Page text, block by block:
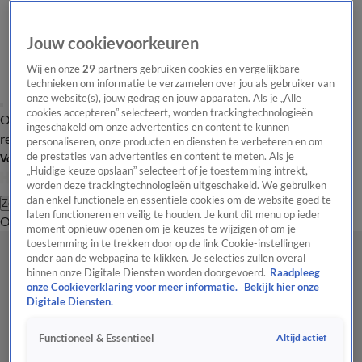
Overzicht Laatste nieuws Regionieuws Het beste van Hart
Tip de
redactie
Volg Hart van Nederland
Zoeken
OverzichtRegioUitzendingenWeerTip de redactiePanelVideo's
Jouw cookievoorkeuren
Wij en onze29 partners gebruiken cookies en vergelijkbare
technieken om informatie te verzamelen over jou als gebruiker van
onze website(s), jouw gedrag en jouw apparaten. Als je „Alle
cookies accepteren” selecteert, worden trackingtechnologieën
ingeschakeld om onze advertenties en content te kunnen
personaliseren, onze producten en diensten te verbeteren en om
de prestaties van advertenties en content te meten. Als je
„Huidige keuze opslaan” selecteert of je toestemming intrekt,
worden deze trackingtechnologieën uitgeschakeld. We gebruiken
dan enkel functionele en essentiële cookies om de website goed te
laten functioneren en veilig te houden. Je kunt dit menu op ieder
moment opnieuw openen om je keuzes te wijzigen of om je
toestemming in te trekken door op de link Cookie-instellingen
onder aan de webpagina te klikken. Je selecties zullen overal
binnen onze Digitale Diensten worden doorgevoerd. Raadpleeg
onze Cookieverklaring voor meer informatie.
Bekijk hier onze
Digitale Diensten.
Functioneel & Essentieel Altijd actief